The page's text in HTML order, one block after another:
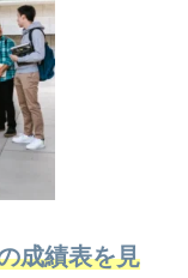
成績表を見